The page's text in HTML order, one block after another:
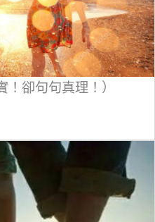
卻句句真理！）